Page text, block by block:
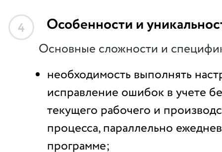
4 Особенности и
Основные сложности и
необходимость выполнять
исправление ошибок в учете
текущего рабочего и
процесса, параллельно
программе;